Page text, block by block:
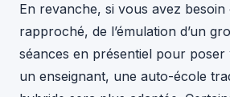
En revanche, si vous avez besoin
rapproché, de l’émulation d’un
séances en présentiel pour poser
un enseignant, une auto-école